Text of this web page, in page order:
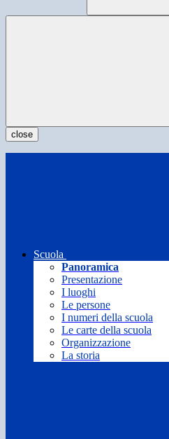
close
Scuola
Panoramica
Presentazione
I luoghi
Le persone
I numeri della scuola
Le carte della scuola
Organizzazione
La storia